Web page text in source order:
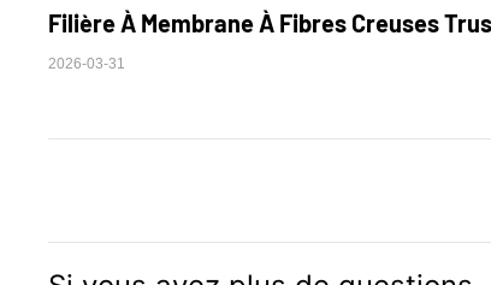
Filière À Membrane À Fibres Creuses
2026-03-31